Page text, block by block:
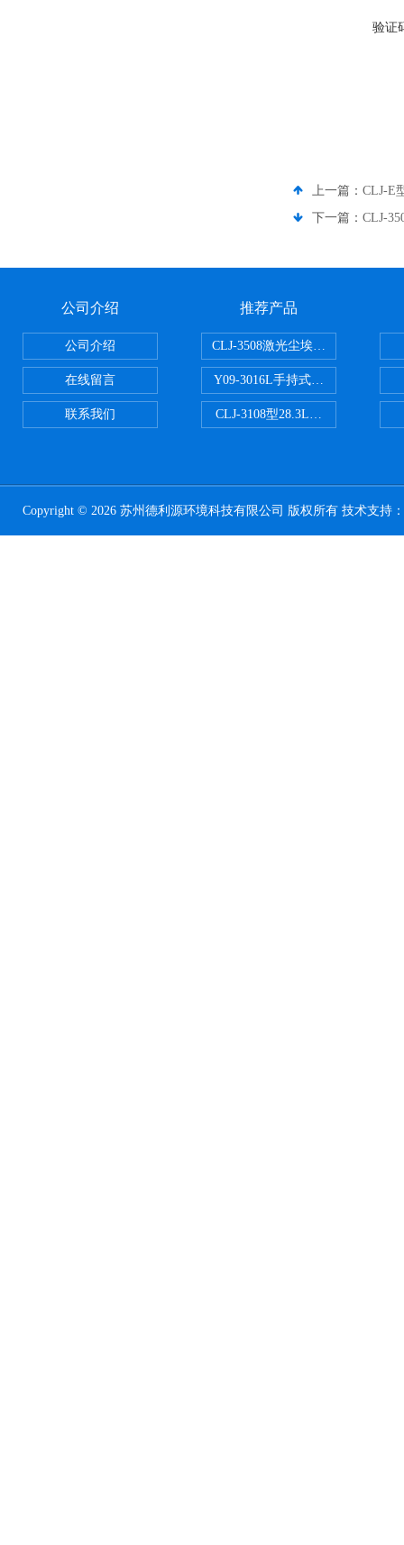
验证
上一篇： CLJ-E
下一篇： CLJ-
公司介绍
公司介绍
在线留言
联系我们
推荐产品
CLJ-3508激光尘埃粒子计数器50L
Y09-3016L手持式高精度激光尘埃
CLJ-3108型28.3L尘埃粒子计数
Copyright © 2026 苏州德利源环境科技有限公司 版权所有 技术支持：